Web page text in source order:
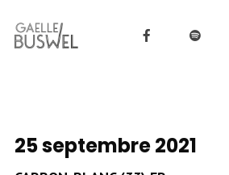
25 septembre 2021